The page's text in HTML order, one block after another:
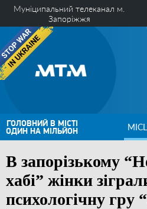
Муніципальний телеканал м.
Запоріжжя
ГОЛОВНИЙ В МІСТІ
ОДИН НА МІЛЬЙОН
В запорізькому
хабі” жінки
психологічну гру